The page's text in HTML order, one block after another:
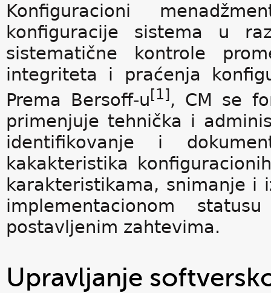
Konfiguracioni
konfiguracije sistema u
sistematične kontrole
integriteta i praćenja
Prema Bersoff-u[1], CM se
primenjuje tehnička i
identifikovanje i
kakakteristika
karakteristikama, snimanje i
implementacionom
postavljenim zahtevima.
Upravljanje